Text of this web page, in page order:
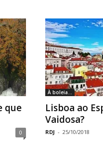
que
0
À boleia...
Lisboa ao
Vaidosa?
RDJ - 25/10/2018